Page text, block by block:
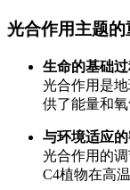
光合作用主题的
生命的基础
光合作用是
供了能量和氧
与环境适应
光合作用的
C4植物在高